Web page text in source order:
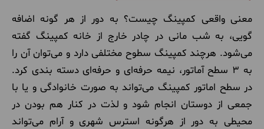
معنی واقعی کمپینگ چیست؟ به دور از هر گونه اضافه
گویی، به شب مانی در چادر خارج از خانه کمپینگ گفته
می‌شود. هرچند کمپینگ سطوح مختلفی دارد و می‌توان آن را
به 3 سطح آماتور، نیمه حرفه‌ای و حرفه‌ای دسته بندی کرد.
در سطح اماتور کمپینگ می‌تواند به صورت خانوادگی و یا با
جمعی از دوستان انجام شود و لذت در کنار هم بودن در
محیطی به دور از هرگونه استرس شهری و آرام می‌تواند